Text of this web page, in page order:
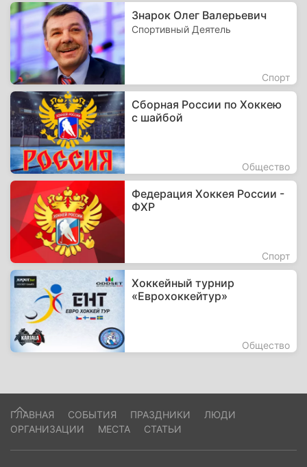
Знарок Олег Валерьевич
Спортивный Деятель
Спорт
Сборная России по Хоккею
с шайбой
Общество
Федерация Хоккея России -
ФХР
Спорт
Хоккейный турнир
«Еврохоккейтур»
Общество
ГЛАВНАЯ СОБЫТИЯ ПРАЗДНИКИ
ЛЮДИ
ОРГАНИЗАЦИИ
МЕСТА СТАТЬИ